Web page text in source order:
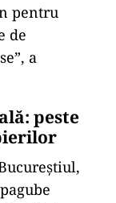
pentru
de
a
peste